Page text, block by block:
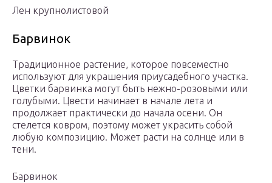
Лен крупнолистовой
Барвинок
Традиционное растение, которое повсеместно
используют для украшения приусадебного участка.
Цветки барвинка могут быть нежно-розовыми или
голубыми. Цвести начинает в начале лета и
продолжает практически до начала осени. Он
стелется ковром, поэтому может украсить собой
любую композицию. Может расти на солнце или в
тени.
Барвинок